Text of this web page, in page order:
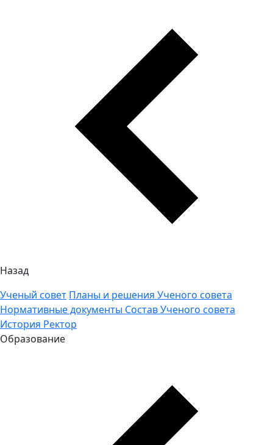
Назад
Ученый совет Планы и решения Ученого совета
Нормативные документы Состав Ученого совета
История Ректор
Образование